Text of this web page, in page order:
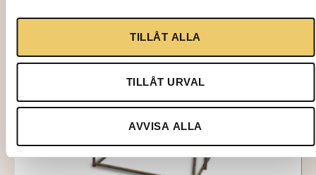
TILLÅT ALLA
TILLÅT URVAL
AVVISA ALLA